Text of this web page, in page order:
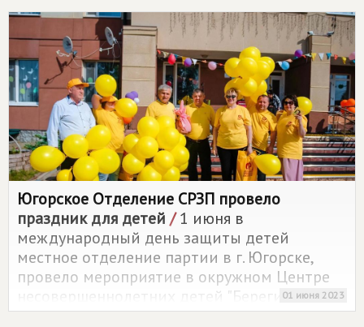
Югорское Отделение СРЗП провело
праздник для детей /1 июня в
международный день защиты детей
местное отделение партии в г. Югорске,
провело мероприятие в окружном Центре
несовершеннолетних детей "Берегиня" в п.
Пионерский.
01 июня 2023